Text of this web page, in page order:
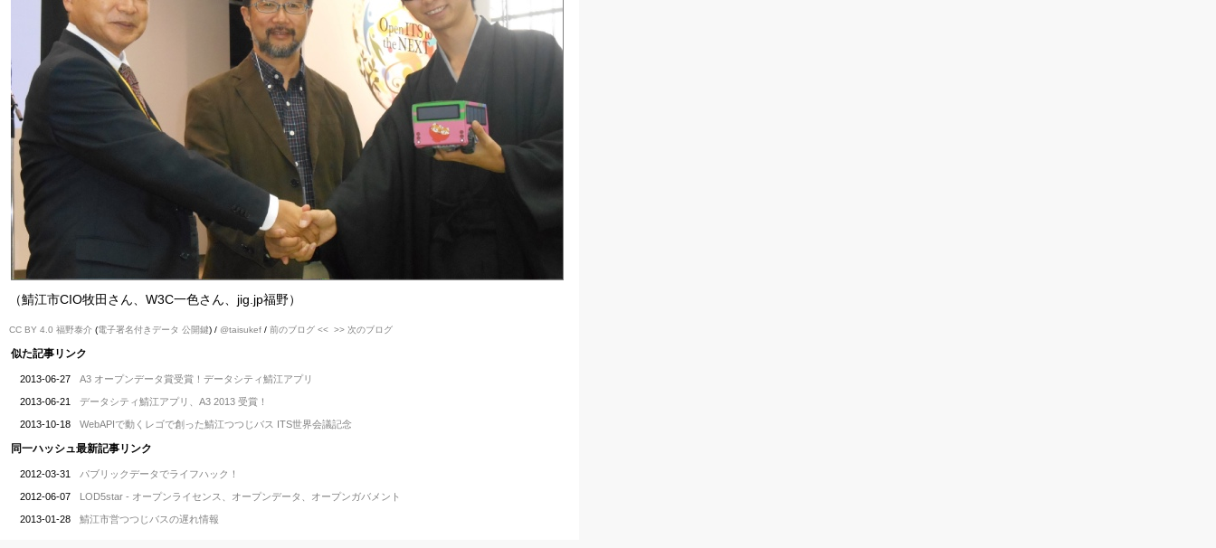
（鯖江市CIO牧田さん、W3C一色さん、jig.jp福野）
CC BY 4.0 福野泰介 (電子署名付きデータ 公開鍵) / @taisukef / 前のブログ << >> 次のブログ
似た記事リンク
2013-06-27 A3 オープンデータ賞受賞！データシティ鯖江アプリ
2013-06-21 データシティ鯖江アプリ、A3 2013 受賞！
2013-10-18 WebAPIで動くレゴで創った鯖江つつじバス ITS世界会議記念
同一ハッシュ最新記事リンク
2012-03-31 パブリックデータでライフハック！
2012-06-07 LOD5star - オープンライセンス、オープンデータ、オープンガバメント
2013-01-28 鯖江市営つつじバスの遅れ情報